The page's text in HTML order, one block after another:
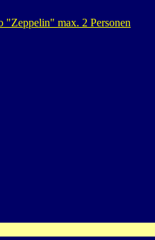
"Zeppelin" max. 2 Personen